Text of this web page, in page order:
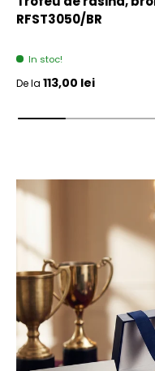
RFST3050/BR
In stoc!
Pret initial
De la 113,00 lei